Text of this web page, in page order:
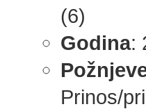
(6)
Godina:
Prinos/